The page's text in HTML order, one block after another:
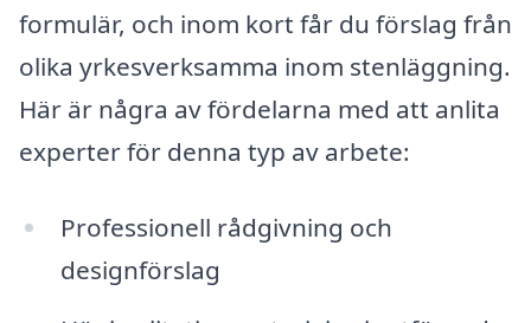
formulär, och inom kort får du förslag från
olika yrkesverksamma inom stenläggning.
Här är några av fördelarna med att anlita
experter för denna typ av arbete:
Professionell rådgivning och
designförslag